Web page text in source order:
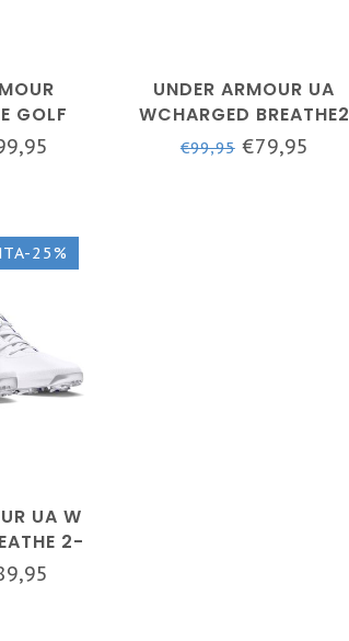
GOLF
-
UNDER ARMOUR UA
WCHARGED BREATHE2
KNIT SL-AZUL MARINO
MEDIANOCHE / AZUL
€99,95€79,95
25%
UA W
2-
/